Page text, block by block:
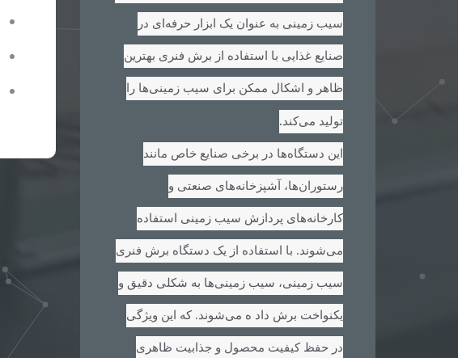
سیب زمینی به عنوان یک ابزار حرفه‌ای در
صنایع غذایی با استفاده از برش فنری بهترین
ظاهر و اشکال ممکن برای سیب زمینی‌ها را
تولید می‌کند.
این دستگاه‌ها در برخی صنایع خاص مانند
رستوران‌ها، آشپزخانه‌های صنعتی و
کارخانه‌های پردازش سیب زمینی استفاده
می‌شوند. با استفاده از یک دستگاه برش فنری
سیب زمینی، سیب زمینی‌ها به شکلی دقیق و
یکنواخت برش داد ه می‌شوند. که این ویژگی
در حفظ کیفیت محصول و جذابیت ظاهری